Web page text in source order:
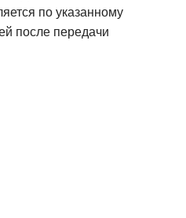
по указанному
после передачи